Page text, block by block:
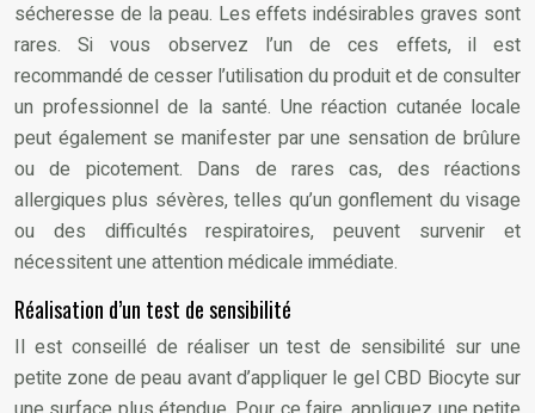
sécheresse de la peau. Les effets indésirables graves sont
rares. Si vous observez l’un de ces effets, il est
recommandé de cesser l’utilisation du produit et de consulter
un professionnel de la santé. Une réaction cutanée locale
peut également se manifester par une sensation de brûlure
ou de picotement. Dans de rares cas, des réactions
allergiques plus sévères, telles qu’un gonflement du visage
ou des difficultés respiratoires, peuvent survenir et
nécessitent une attention médicale immédiate.
Réalisation d’un test de sensibilité
Il est conseillé de réaliser un test de sensibilité sur une
petite zone de peau avant d’appliquer le gel CBD Biocyte sur